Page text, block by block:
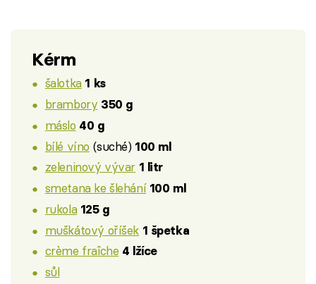
Kérm
šalotka 1 ks
brambory 350 g
máslo 40 g
bílé víno (suché) 100 ml
zeleninový vývar 1 litr
smetana ke šlehání 100 ml
rukola 125 g
muškátový oříšek 1 špetka
crème fraîche 4 lžíce
sůl